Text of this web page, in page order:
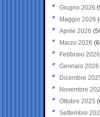
Giugno 2026
Maggio 2026
Aprile 2026
Marzo 2026
Febbraio 2026
Gennaio 2026
Dicembre
Novembre
Ottobre 2025
Settembre